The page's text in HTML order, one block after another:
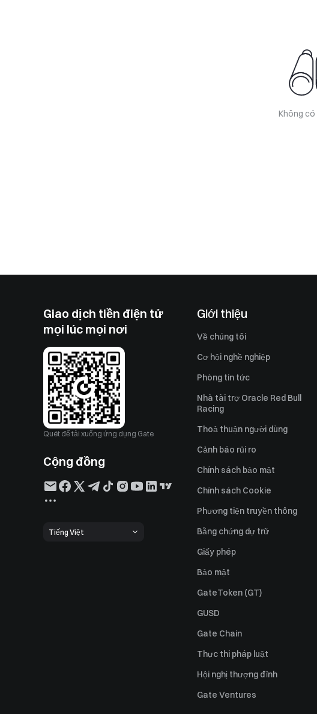
Không có
Giao dịch tiền điện tử
mọi lúc mọi nơi
Quét để tải xuống ứng dụng Gate
Cộng đồng
Tiếng Việt
Giới thiệu
Về chúng tôi
Cơ hội nghề nghiệp
Phòng tin tức
Nhà tài trợ Oracle Red Bull
Racing
Thoả thuận người dùng
Cảnh báo rủi ro
Chính sách bảo mật
Chính sách Cookie
Phương tiện truyền thông
Bằng chứng dự trữ
Giấy phép
Bảo mật
GateToken (GT)
GUSD
Gate Chain
Thực thi pháp luật
Hội nghị thượng đỉnh
Gate Ventures